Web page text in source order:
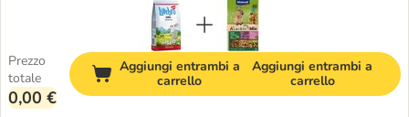
Prezzo
totale
0,00 €
Aggiungi entrambi a
carrello
Aggiungi entrambi a
carrello